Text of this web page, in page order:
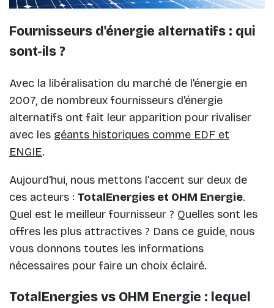
Fournisseurs d'énergie alternatifs : qui
sont-ils ?
Avec la libéralisation du marché de l'énergie en
2007, de nombreux fournisseurs d'énergie
alternatifs ont fait leur apparition pour rivaliser
avec les géants historiques comme EDF et
ENGIE.
Aujourd'hui, nous mettons l'accent sur deux de
ces acteurs : TotalEnergies et OHM Energie.
Quel est le meilleur fournisseur ? Quelles sont les
offres les plus attractives ? Dans ce guide, nous
vous donnons toutes les informations
nécessaires pour faire un choix éclairé.
TotalEnergies vs OHM Energie : lequel